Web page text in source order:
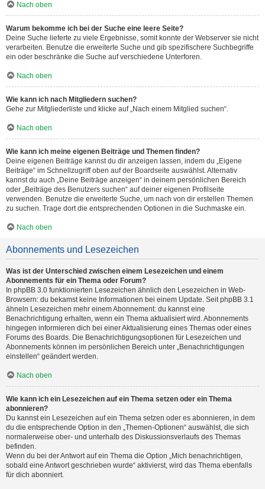
Nach oben
Warum bekomme ich bei der Suche eine leere Seite?
Deine Suche lieferte zu viele Ergebnisse, somit konnte der Webserver sie nicht
verarbeiten. Benutze die erweiterte Suche und gib spezifischere Suchbegriffe
ein oder beschränke die Suche auf verschiedene Unterforen.
Nach oben
Wie kann ich nach Mitgliedern suchen?
Gehe zur Mitgliederliste und klicke auf „Nach einem Mitglied suchen“.
Nach oben
Wie kann ich meine eigenen Beiträge und Themen finden?
Deine eigenen Beiträge kannst du dir anzeigen lassen, indem du „Eigene
Beiträge“ im Schnellzugriff oben auf der Boardseite auswählst. Alternativ
kannst du auch „Deine Beiträge anzeigen“ in deinem persönlichen Bereich
oder „Beiträge des Benutzers suchen“ auf deiner eigenen Profilseite
verwenden. Benutze die erweiterte Suche, um nach von dir erstellen Themen
zu suchen. Trage dort die entsprechenden Optionen in die Suchmaske ein.
Nach oben
Abonnements und Lesezeichen
Was ist der Unterschied zwischen einem Lesezeichen und einem
Abonnements für ein Thema oder Forum?
In phpBB 3.0 funktionierten Lesezeichen ähnlich den Lesezeichen in Web-
Browsern: du bekamst keine Informationen bei einem Update. Seit phpBB 3.1
ähneln Lesezeichen mehr einem Abonnement: du kannst eine
Benachrichtigung erhalten, wenn ein Thema aktualisiert wird. Abonnements
hingegen informieren dich bei einer Aktualisierung eines Themas oder eines
Forums des Boards. Die Benachrichtigungsoptionen für Lesezeichen und
Abonnements können im persönlichen Bereich unter „Benachrichtigungen
einstellen“ geändert werden.
Nach oben
Wie kann ich ein Lesezeichen auf ein Thema setzen oder ein Thema
abonnieren?
Du kannst ein Lesezeichen auf ein Thema setzen oder es abonnieren, in dem
du die entsprechende Option in den „Themen-Optionen“ auswählst, die sich
normalerweise ober- und unterhalb des Diskussionsverlaufs des Themas
befinden.
Wenn du bei der Antwort auf ein Thema die Option „Mich benachrichtigen,
sobald eine Antwort geschrieben wurde“ aktivierst, wird das Thema ebenfalls
für dich abonniert.